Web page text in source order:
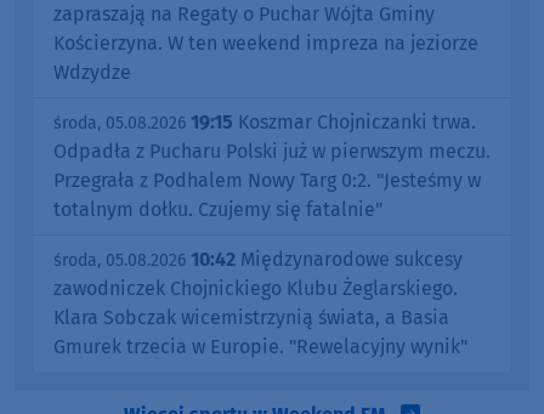
zapraszają na Regaty o Puchar Wójta Gminy
Kościerzyna. W ten weekend impreza na jeziorze
Wdzydze
środa, 05.08.2026 19:15 Koszmar Chojniczanki trwa.
Odpadła z Pucharu Polski już w pierwszym meczu.
Przegrała z Podhalem Nowy Targ 0:2. "Jesteśmy w
totalnym dołku. Czujemy się fatalnie"
środa, 05.08.2026 10:42 Międzynarodowe sukcesy
zawodniczek Chojnickiego Klubu Żeglarskiego.
Klara Sobczak wicemistrzynią świata, a Basia
Gmurek trzecia w Europie. "Rewelacyjny wynik"